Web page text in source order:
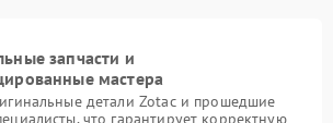
запчасти и
мастера
детали Zotac и прошедшие
что гарантирует корректную